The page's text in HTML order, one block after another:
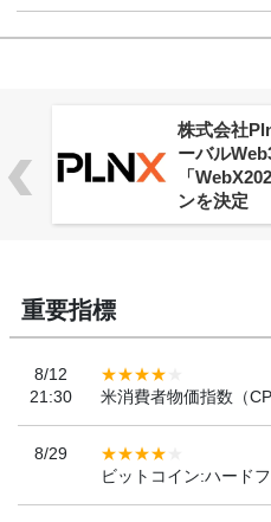
Aster Vault
開始
重要指標
8/12
21:30
米消費者物価指数（
8/29
ビットコイン:ハード